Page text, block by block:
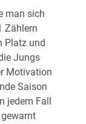
man sich
Zählern
Platz und
Jungs
Motivation
Saison
jedem Fall